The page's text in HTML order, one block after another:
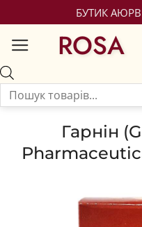
БУТИК
ROSA
Гарнін